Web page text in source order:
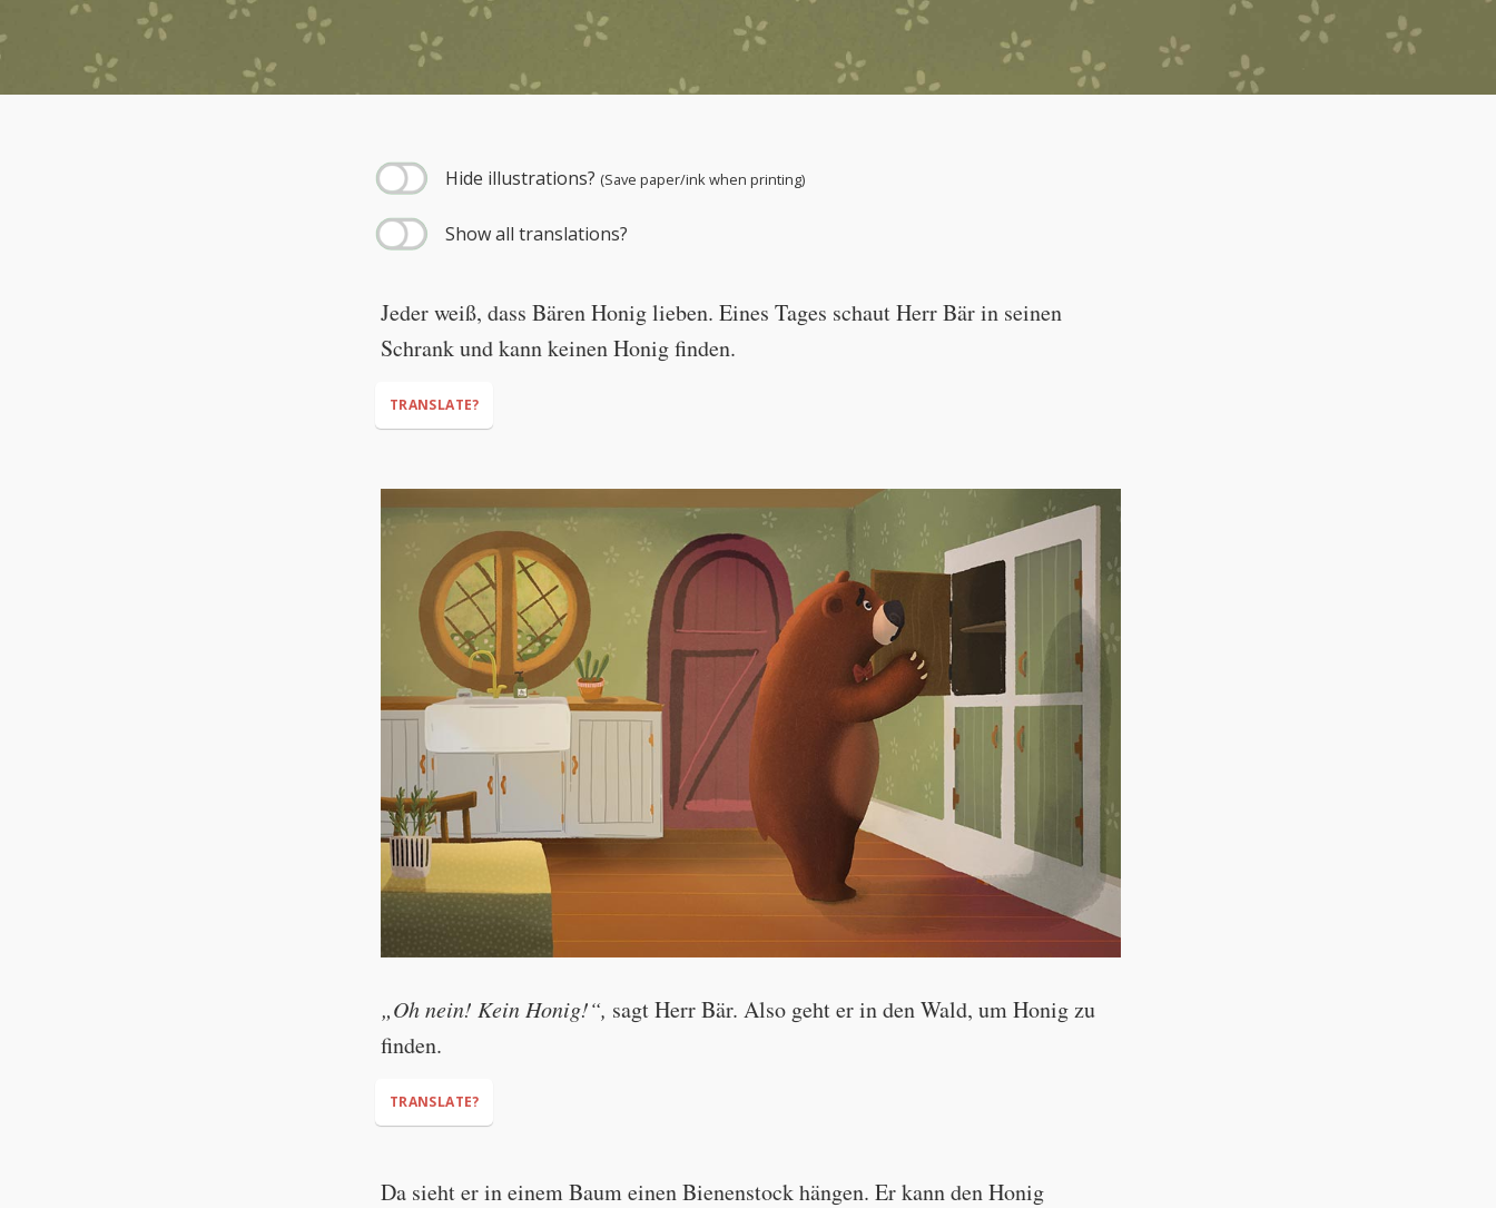
Hide illustrations? (Save paper/ink when printing)
Show all translations?
Jeder weiß, dass Bären Honig lieben. Eines Tages schaut Herr Bär in seinen
Schrank und kann keinen Honig finden.
TRANSLATE?
„Oh nein! Kein Honig!“, sagt Herr Bär. Also geht er in den Wald, um Honig zu
finden.
TRANSLATE?
Da sieht er in einem Baum einen Bienenstock hängen. Er kann den Honig